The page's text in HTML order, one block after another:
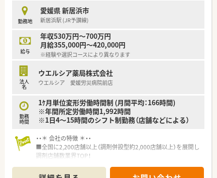
時短勤務ができるよう変更予定です。
■年間休日が120日とワークライフバランスが整っています
■日用品から常備薬まで、従業員割引制度など嬉しいメリットも
たくさんあります！
勤務地
愛媛県 新居浜市
新居浜駅 (JR予讃線)
給与
年収530万円～700万円
月給355,000円～420,000円
※経験や選択コースにより異なります
法人
名
ウエルシア薬局株式会社
ウエルシア 愛媛労災病院前店
勤務
時間
1ｹ月単位変形労働時間制 (月間平均：166時間)
※年間所定労働時間1,992時間
※1日4～15時間のシフト制勤務（店舗などによる）
・・＊ 会社の特徴 ＊・・
■全国に2,200店舗以上（調剤併設型約2,000店舗以上）を展開し
調剤店舗数業界TOP！
頑張り次第で高給与も可能！